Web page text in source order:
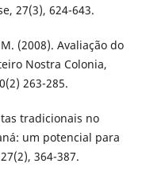
27(3), 624-643.
(2008). Avaliação do
Nostra Colonia,
263-285.
tradicionais no
um potencial para
364-387.